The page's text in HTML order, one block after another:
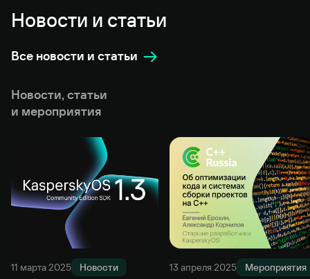
Новости и статьи
Все новости и статьи
Новости, статьи
и мероприятия
11 марта 2025 Новости 13 апреля 2025 Мероприятия